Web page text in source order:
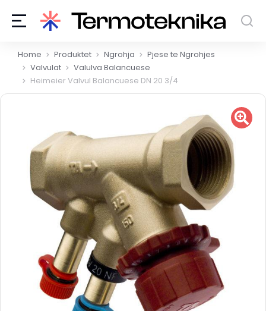
You are here:
Home Produktet Ngrohja
Pjese te Ngrohjes
Valvulat
Valulva Balancuese
Heimeier Valvul Balancuese DN 20 3/4